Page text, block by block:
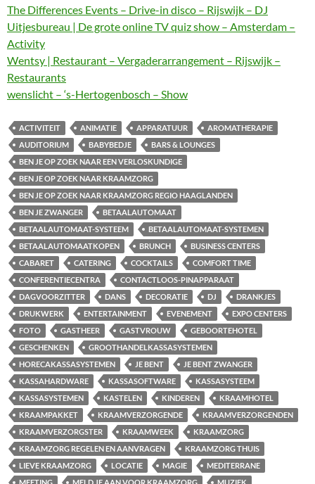
The Differences Events – Drive-in disco – Rijswijk – DJ
Uitjesbureau | De grote online TV quiz show – Amsterdam –
Activity
Wentsy | Restaurant – Vergaderarrangement – Rijswijk –
Restaurants
wenslicht – ‘s-Hertogenbosch – Show
ACTIVITEIT ANIMATIE APPARATUUR
AROMATHERAPIE
AUDITORIUM
BABYBEDJE
BARS & LOUNGES
BEN JE OP ZOEK NAAR EEN VERLOSKUNDIGE
BEN JE OP ZOEK NAAR KRAAMZORG
BEN JE OP ZOEK NAAR KRAAMZORG REGIO HAAGLANDEN
BEN JE ZWANGER
BETAALAUTOMAAT
BETAALAUTOMAAT-SYSTEEM
BETAALAUTOMAAT-SYSTEMEN
BETAALAUTOMAATKOPEN
BRUNCH
BUSINESS CENTERS
CABARET
CATERING COCKTAILS
COMFORT TIME
CONFERENTIECENTRA
CONTACTLOOS-PINAPPARAAT
DAGVOORZITTER
DANS DECORATIE DJ
DRANKJES
DRUKWERK
ENTERTAINMENT EVENEMENT
EXPO CENTERS
FOTO
GASTHEER GASTVROUW
GEBOORTEHOTEL
GESCHENKEN
GROOTHANDELKASSASYSTEMEN
HORECAKASSASYSTEMEN
JE BENT
JE BENT ZWANGER
KASSAHARDWARE
KASSASOFTWARE
KASSASYSTEEM
KASSASYSTEMEN
KASTELEN KINDEREN
KRAAMHOTEL
KRAAMPAKKET
KRAAMVERZORGENDE
KRAAMVERZORGENDEN
KRAAMVERZORGSTER
KRAAMWEEK
KRAAMZORG
KRAAMZORG REGELEN EN AANVRAGEN
KRAAMZORG THUIS
LIEVE KRAAMZORG
LOCATIE MAGIE
MEDITERRANE